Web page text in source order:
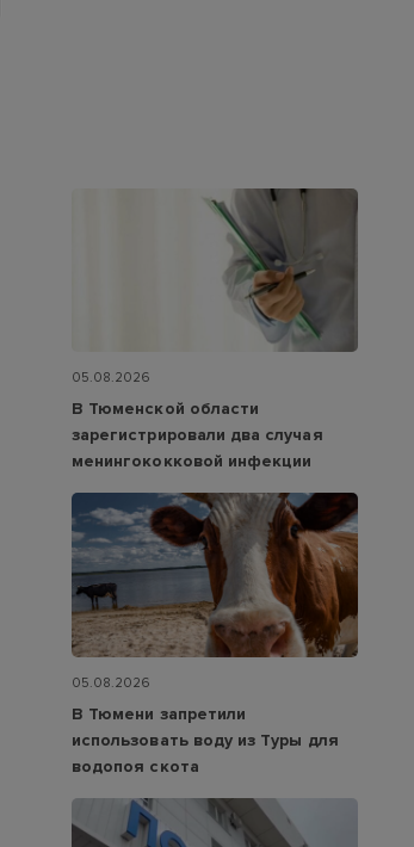
05.08.2026
В Тюменской области
зарегистрировали два случая
менингококковой инфекции
05.08.2026
В Тюмени запретили
использовать воду из Туры для
водопоя скота